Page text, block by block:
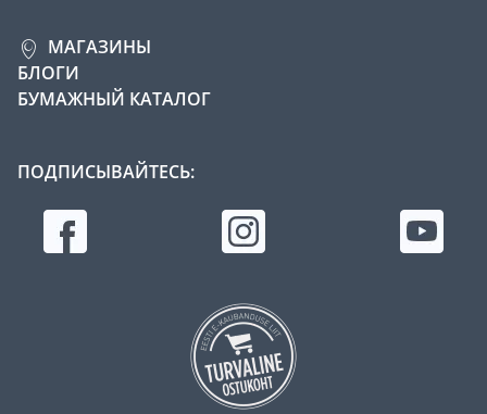
МАГАЗИНЫ
БЛОГИ
БУМАЖНЫЙ КАТАЛОГ
ПОДПИСЫВАЙТЕСЬ: